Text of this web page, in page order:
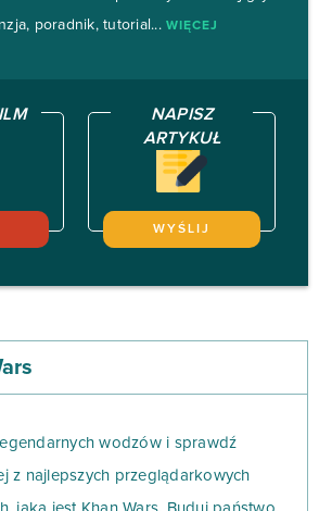
poradnik, tutorial... WIĘCEJ
NAPISZ
ARTYKUŁ
WYŚLIJ
wodzów i sprawdź
z najlepszych przeglądarkowych